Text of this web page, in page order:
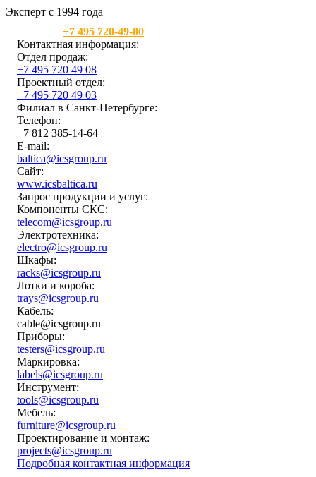
Эксперт с 1994 года
+7 495 720-49-00
Контактная информация:
Отдел продаж:
+7 495 720 49 08
Проектный отдел:
+7 495 720 49 03
Филиал в Санкт-Петербурге:
Телефон:
+7 812 385-14-64
E-mail:
baltica@icsgroup.ru
Сайт:
www.icsbaltica.ru
Запрос продукции и услуг:
Компоненты СКС:
telecom@icsgroup.ru
Электротехника:
electro@icsgroup.ru
Шкафы:
racks@icsgroup.ru
Лотки и короба:
trays@icsgroup.ru
Кабель:
cable@icsgroup.ru
Приборы:
testers@icsgroup.ru
Маркировка:
labels@icsgroup.ru
Инструмент:
tools@icsgroup.ru
Мебель:
furniture@icsgroup.ru
Проектирование и монтаж:
projects@icsgroup.ru
Подробная контактная информация